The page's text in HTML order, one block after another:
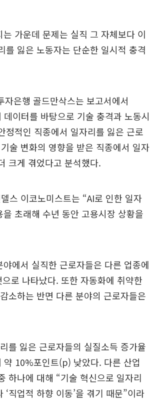
가운데 문제는 실직 그 자체보다 이
잃은 노동자는 단순한 일시적 충격
은행 골드만삭스는 보고서에서
이터를 바탕으로 기술 충격과 노동시
정적인 직종에서 일자리를 잃은 근로
술 변화의 영향을 받은 직종에서 일자
크게 겪었다고 분석했다.
스 이코노미스트는 “AI로 인한 일자
초래해 수년 동안 고용시장 상황을
에서 실직한 근로자들은 다른 업종에
로 나타났다. 또한 자동화에 취약한
소하는 반면 다른 분야의 근로자들은
를 잃은 근로자들의 실질소득 증가율
10%포인트(p) 낮았다. 다른 산업
하나에 대해 “기술 혁신으로 일자리
직업적 하향 이동’을 겪기 때문”이라